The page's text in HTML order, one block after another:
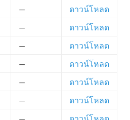
—
ดาวน์โหลด
—
ดาวน์โหลด
—
ดาวน์โหลด
—
ดาวน์โหลด
—
ดาวน์โหลด
—
ดาวน์โหลด